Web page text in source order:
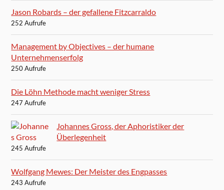
Jason Robards – der gefallene Fitzcarraldo
252 Aufrufe
Management by Objectives – der humane
Unternehmenserfolg
250 Aufrufe
Die Löhn Methode macht weniger Stress
247 Aufrufe
Johannes Gross, der Aphoristiker der
Überlegenheit
245 Aufrufe
Wolfgang Mewes: Der Meister des Engpasses
243 Aufrufe